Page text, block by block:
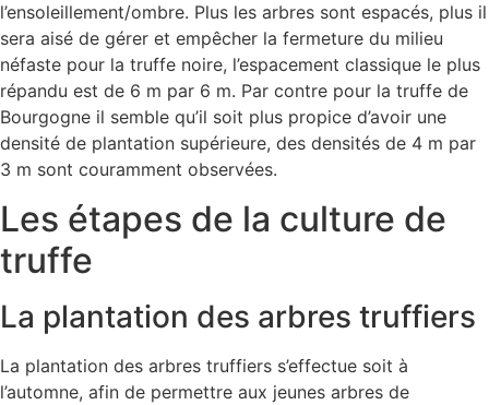
l’ensoleillement/ombre. Plus les arbres sont espacés, plus il
sera aisé de gérer et empêcher la fermeture du milieu
néfaste pour la truffe noire, l’espacement classique le plus
répandu est de 6 m par 6 m. Par contre pour la truffe de
Bourgogne il semble qu’il soit plus propice d’avoir une
densité de plantation supérieure, des densités de 4 m par
3 m sont couramment observées.
Les étapes de la culture de
truffe
La plantation des arbres truffiers
La plantation des arbres truffiers s’effectue soit à
l’automne, afin de permettre aux jeunes arbres de